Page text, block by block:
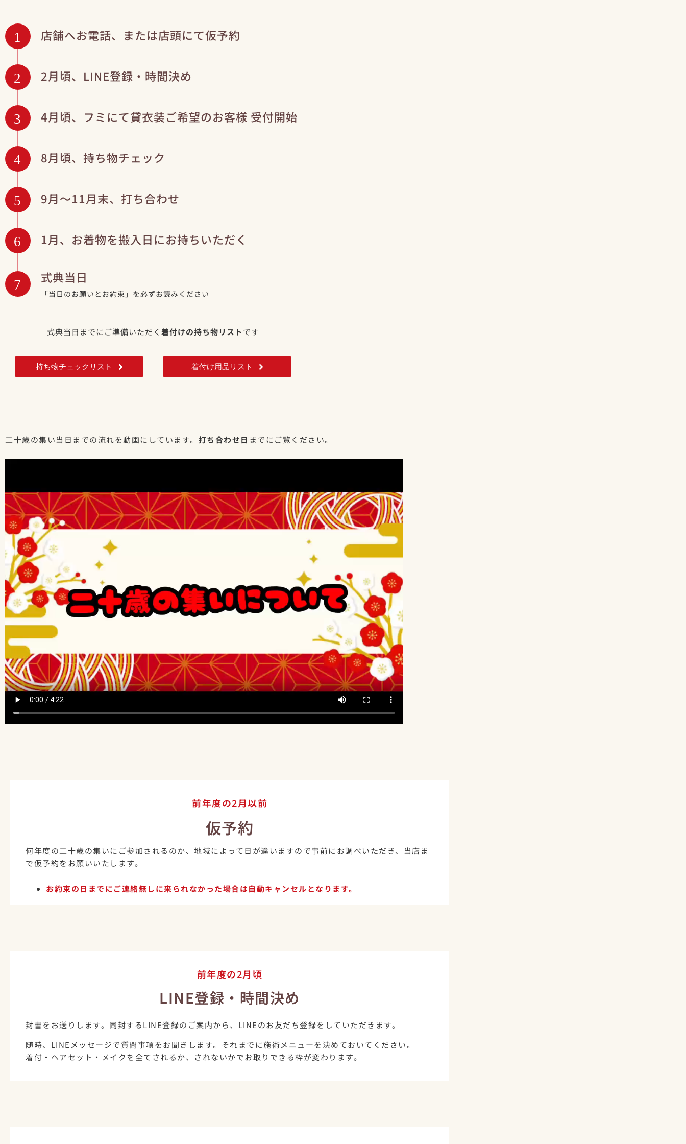
1 店舗へお電話、または店頭にて仮予約
2 2月頃、LINE登録・時間決め
3 4月頃、フミにて貸衣装ご希望のお客様 受付開始
4 8月頃、持ち物チェック
5 9月〜11月末、打ち合わせ
6 1月、お着物を搬入日にお持ちいただく
7 式典当日
「当日のお願いとお約束」を必ずお読みください
式典当日までにご準備いただく 着付けの持ち物リストです
持ち物チェックリスト 着付け用品リスト
二十歳の集い当日までの流れを動画にしています。 打ち合わせ日 までにご覧ください。
前年度の2月以前
仮予約
何年度の二十歳の集いにご参加されるのか、地域によって日が違いますので事前にお調べいただき、当店ま
で仮予約をお願いいたします。
お約束の日までにご連絡無しに来られなかった場合は自動キャンセルとなります。
前年度の2月頃
LINE登録・時間決め
封書をお送りします。同封するLINE登録のご案内から、LINEのお友だち登録をしていただきます。
随時、LINEメッセージで質問事項をお聞きします。 それまでに施術メニューを決めておいてください。
着付・ヘアセット・メイクを全てされるか、されないかでお取りできる枠が変わります。